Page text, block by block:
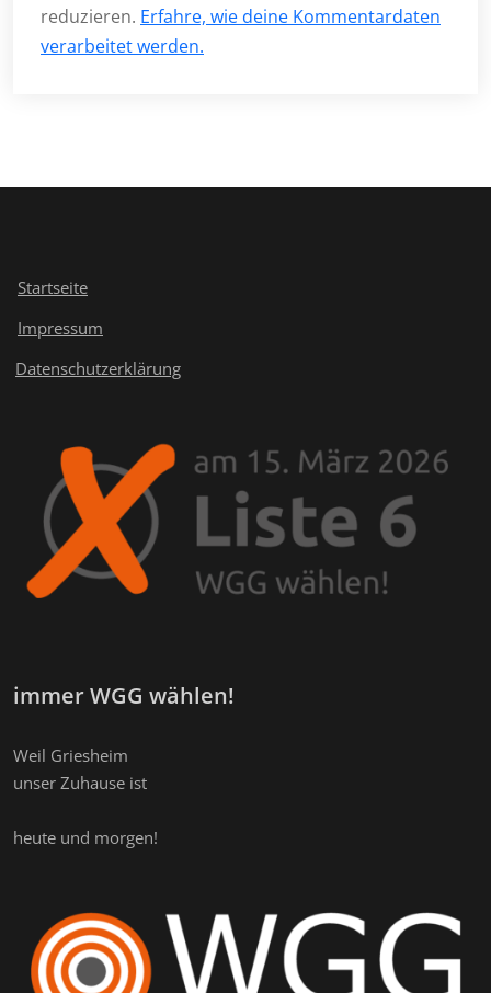
reduzieren. Erfahre, wie deine Kommentardaten
verarbeitet werden.
Startseite
Impressum
Datenschutzerklärung
immer WGG wählen!
Weil Griesheim
unser Zuhause ist
heute und morgen!